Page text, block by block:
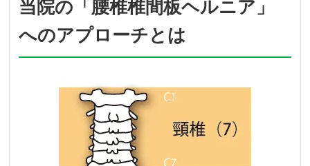
当院の「腰椎椎間板ヘルニア」
へのアプローチとは